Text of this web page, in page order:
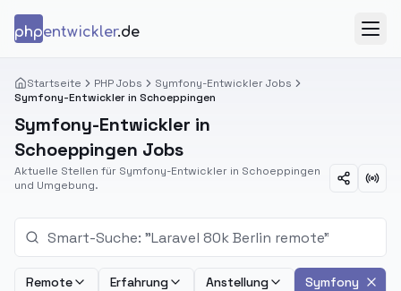
phpentwickler.de
Startseite PHP Jobs
Symfony-Entwickler Jobs
Symfony-Entwickler in Schoeppingen
Symfony-Entwickler in
Schoeppingen Jobs
Aktuelle Stellen für Symfony-Entwickler in Schoeppingen
und Umgebung.
Remote Erfahrung Anstellung Symfony